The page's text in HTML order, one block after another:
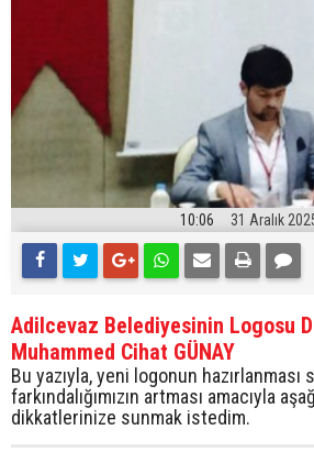
10:06 31 Aralık
Adilcevaz Belediyesinin Logosu
Muhammed Cihat GÜNAY
Bu yazıyla, yeni logonun hazırlanması
farkındalığımızın artması amacıyla
dikkatlerinize sunmak istedim.